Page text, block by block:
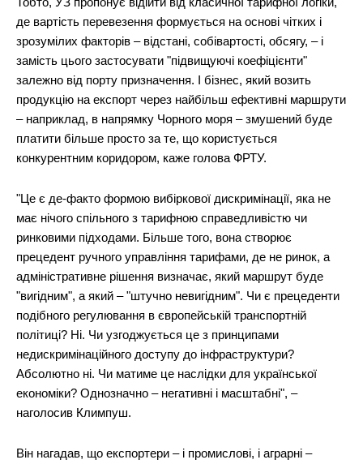
де вартість перевезення формується на основі чітких і
зрозумілих факторів – відстані, собівартості, обсягу, – і
замість цього застосувати "підвищуючі коефіцієнти"
залежно від порту призначення. І бізнес, який возить
продукцію на експорт через найбільш ефективні маршрути
– наприклад, в напрямку Чорного моря – змушений буде
платити більше просто за те, що користується
конкурентним коридором, каже голова ФРТУ.
"Це є де-факто формою вибіркової дискримінації, яка не
має нічого спільного з тарифною справедливістю чи
ринковими підходами. Більше того, вона створює
прецедент ручного управління тарифами, де не ринок, а
адміністративне рішення визначає, який маршрут буде
"вигідним", а який – "штучно невигідним". Чи є прецеденти
подібного регулювання в європейській транспортній
політиці? Ні. Чи узгоджується це з принципами
недискримінаційного доступу до інфраструктури?
Абсолютно ні. Чи матиме це наслідки для української
економіки? Однозначно – негативні і масштабні", –
наголосив Климпуш.
Він нагадав, що експортери – і промислові, і аграрні –